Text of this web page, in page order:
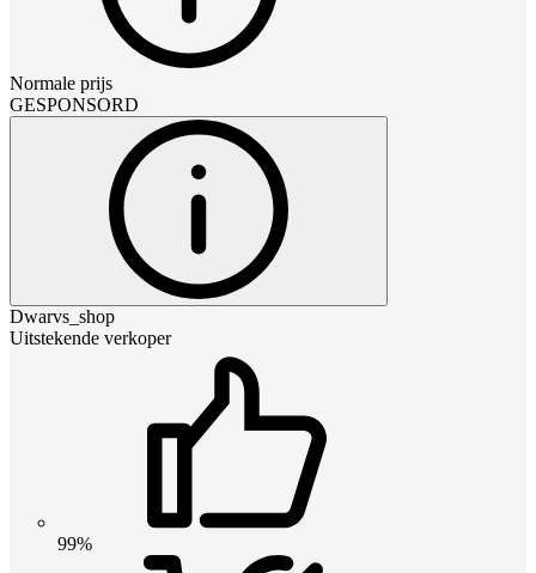
Normale prijs
GESPONSORD
Dwarvs_shop
Uitstekende verkoper
99%